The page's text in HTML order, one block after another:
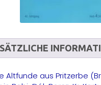
Altfunde aus Pritzerbe